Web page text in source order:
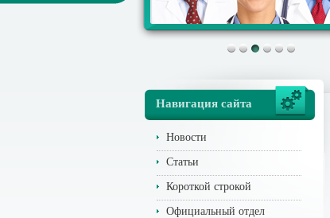
Навигация сайта
Новости
Статьи
Короткой строкой
Официальный отдел